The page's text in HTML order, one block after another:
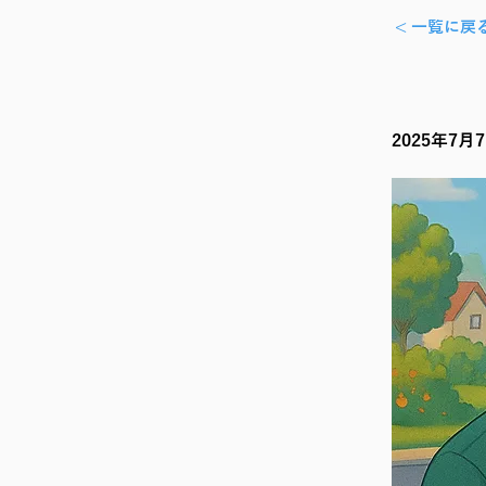
< 一覧に戻
2025年7月